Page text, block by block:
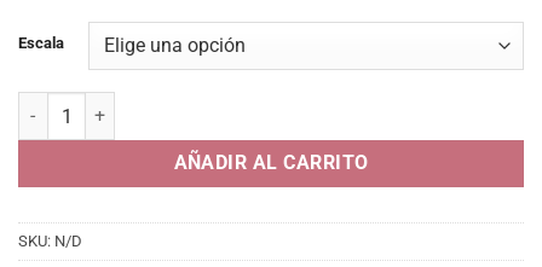
precios:
desde
12,95€
Escala
The Senate (Emperor Palpatine) cantidad
AÑADIR AL CARRITO
SKU: N/D